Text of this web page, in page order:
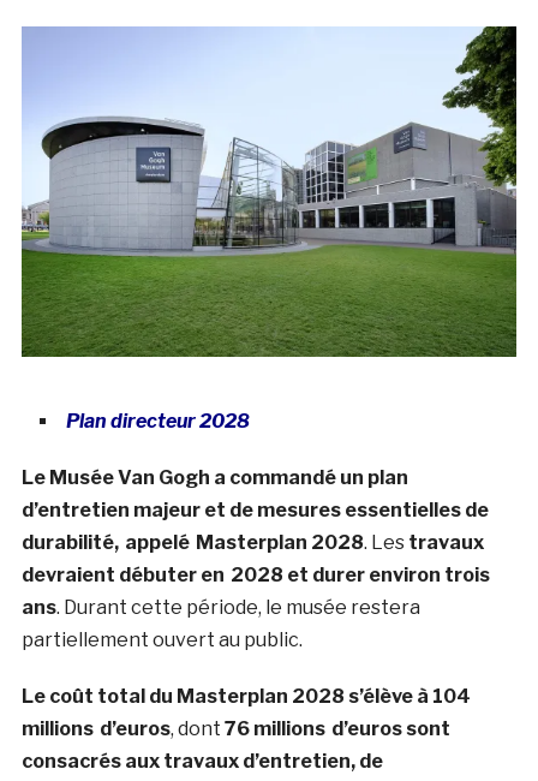
Plan directeur 2028
Le Musée Van Gogh a commandé un plan
d’entretien majeur et de mesures essentielles de
durabilité, appelé Masterplan 2028. Les travaux
devraient débuter en 2028 et durer environ trois
ans. Durant cette période, le musée restera
partiellement ouvert au public.
Le coût total du Masterplan 2028 s’élève à 104
millions d’euros, dont 76 millions d’euros sont
consacrés aux travaux d’entretien, de